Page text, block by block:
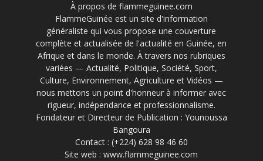
À propos de flammeguinee.com
FlammeGuinée est un site d'information
généraliste qui vous propose une couverture
complète et actualisée de l'actualité en Guinée, en
Afrique et dans le monde. À travers nos rubriques
variées — Actualité, Politique, Société, Sport,
Culture, Environnement, Agriculture et Vidéos —
nous mettons un point d'honneur à informer avec
rigueur, indépendance et professionnalisme.
Fondateur et Directeur de Publication : Younoussa
Bangoura
Contact : (+224) 628 98 46 60
Site web : www.flammeguinee.com